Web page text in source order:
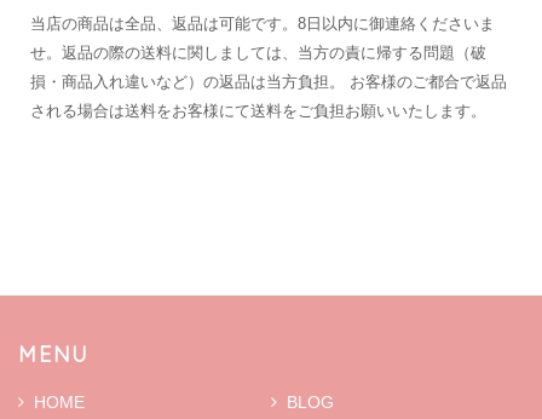
当店の商品は全品、返品は可能です。8日以内に御連絡くださいま
せ。返品の際の送料に関しましては、当方の責に帰する問題（破
損・商品入れ違いなど）の返品は当方負担。 お客様のご都合で返品
される場合は送料をお客様にて送料をご負担お願いいたします。
MENU
HOME
BLOG